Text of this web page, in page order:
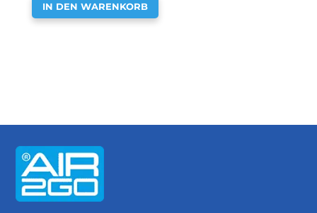
IN DEN WARENKORB